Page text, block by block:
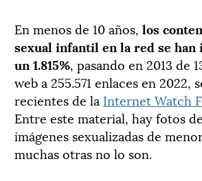
En menos de 10 años, los
sexual infantil en la red se han
un 1.815%, pasando en 2013 de
web a 255.571 enlaces en 2022,
recientes de la Internet Watch
Entre este material, hay fotos
imágenes sexualizadas de
muchas otras no lo son.